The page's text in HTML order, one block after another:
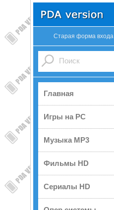
Старая форма входа
Главная
Игры на PC
Музыка MP3
Фильмы HD
Сериалы HD